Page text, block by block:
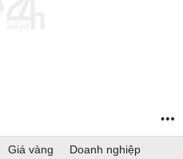
Giá vàng Doanh nghiệp